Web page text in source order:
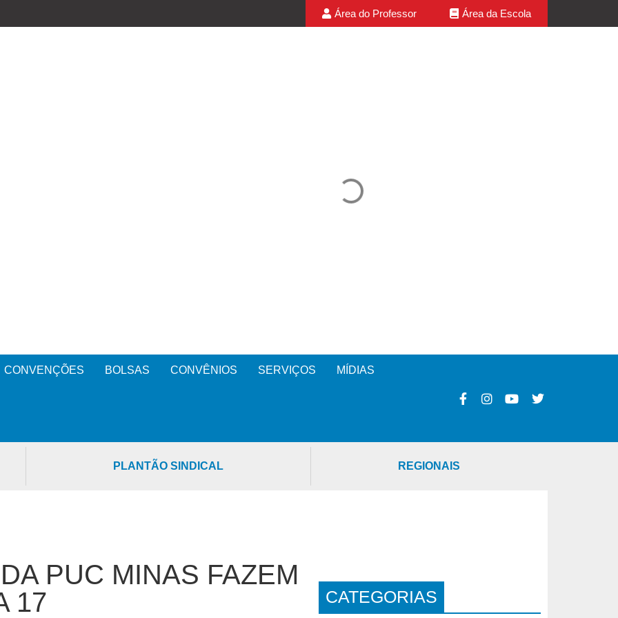
Área do Professor Área da Escola
CONVENÇÕES BOLSAS CONVÊNIOS SERVIÇOS MÍDIAS
PLANTÃO SINDICAL REGIONAIS
PUC MINAS FAZEM
17
CATEGORIAS